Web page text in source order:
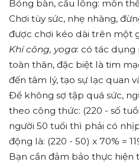
Bóng bàn, cầu lông: môn
Chơi tùy sức, nhẹ nhàng,
được chơi kéo dài trên một
Khí công, yoga: có tác dụng
toàn thân, đặc biệt là tim
đến tâm lý, tạo sự lạc quan
Để không sợ tập quá sức,
theo công thức: (220 - số
người 50 tuổi thì phải có
động là: (220 - 50) x 70% =
Bạn cần đảm bảo thực hiện